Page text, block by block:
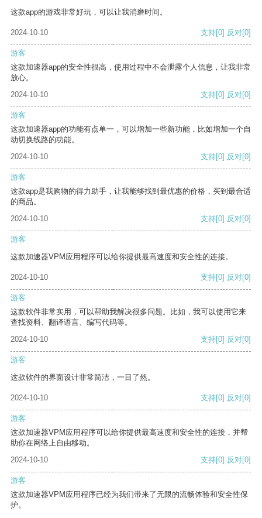
这款app的游戏非常好玩，可以让我消磨时间。
2024-10-10 支持[0] 反对[0]
游客
这款加速器app的安全性很高，使用过程中不会泄露个人信息，让我非常
放心。
2024-10-10
支持[0] 反对[0]
游客
这款加速器app的功能有点单一，可以增加一些新功能，比如增加一个自
动切换线路的功能。
2024-10-10
支持[0] 反对[0]
游客
这款app是我购物的得力助手，让我能够找到最优惠的价格，买到最合适
的商品。
2024-10-10
支持[0] 反对[0]
游客
这款加速器VPM应用程序可以给你提供最高速度和安全性的连接。
2024-10-10 支持[0] 反对[0]
游客
这款软件非常实用，可以帮助我解决很多问题。比如，我可以使用它来
查找资料、翻译语言、编写代码等。
2024-10-10
支持[0] 反对[0]
游客
这款软件的界面设计非常简洁，一目了然。
2024-10-10 支持[0] 反对[0]
游客
这款加速器VPM应用程序可以给你提供最高速度和安全性的连接，并帮
助你在网络上自由移动。
2024-10-10
支持[0] 反对[0]
游客
这款加速器VPM应用程序已经为我们带来了无限的流畅体验和安全性保
护。